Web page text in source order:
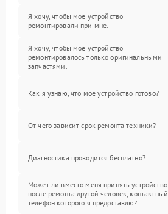
Я хочу, чтобы мое устройство
ремонтировали при мне.
Я хочу, чтобы мое устройство
ремонтировалось только оригинальными
запчастями.
Как я узнаю, что мое устройство готово?
От чего зависит срок ремонта техники?
Диагностика проводится бесплатно?
Может ли вместо меня принять устройство
после ремонта другой человек, контактный
телефон которого я предоставлю?